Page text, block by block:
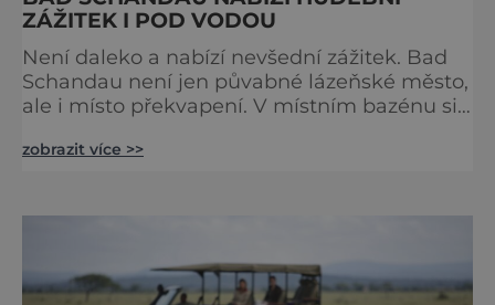
ZÁŽITEK I POD VODOU
Není daleko a nabízí nevšední zážitek. Bad
Schandau není jen půvabné lázeňské město,
ale i místo překvapení. V místním bazénu si
vodě. Nádherně osvěžující místo leží jen 8
zobrazit více >>